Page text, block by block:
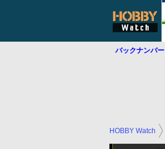
バックナンバー
HOBBY Watch